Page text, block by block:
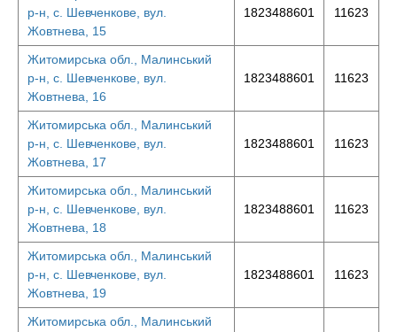
р-н, с. Шевченкове, вул.
Жовтнева, 15
1823488601 11623
Житомирська обл., Малинський
р-н, с. Шевченкове, вул.
Жовтнева, 16
1823488601 11623
Житомирська обл., Малинський
р-н, с. Шевченкове, вул.
Жовтнева, 17
1823488601 11623
Житомирська обл., Малинський
р-н, с. Шевченкове, вул.
Жовтнева, 18
1823488601 11623
Житомирська обл., Малинський
р-н, с. Шевченкове, вул.
Жовтнева, 19
1823488601 11623
Житомирська обл., Малинський